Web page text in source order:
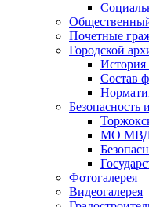
Почетные
Городской
История
Состав
Безопасность
МО МВД
Фотогалерея
Видеогалерея